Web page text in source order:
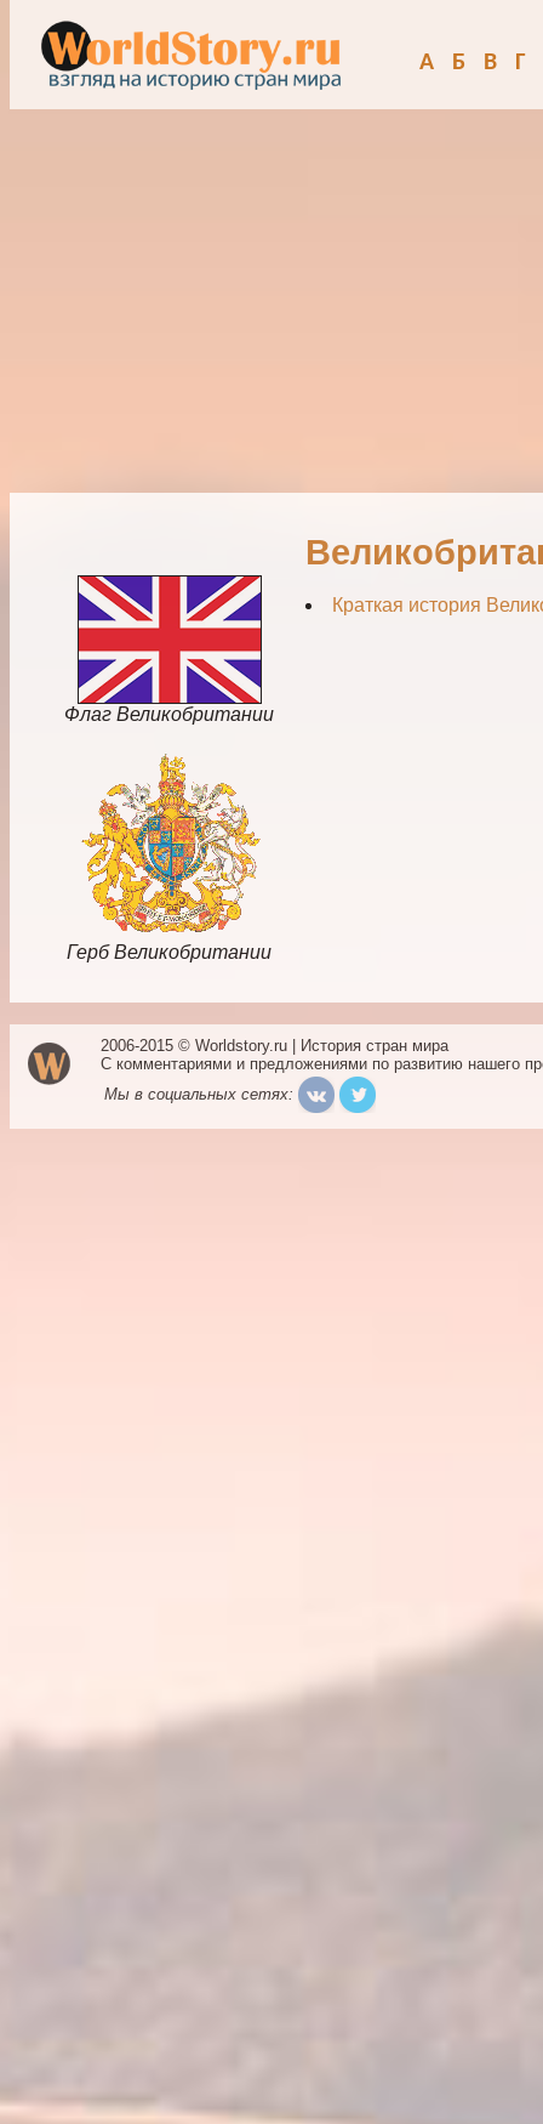
А Б В Г
Флаг Великобритании
Герб Великобритании
Краткая история
2006-2015 © Worldstory.ru | История стран мира
С комментариями и предложениями по развитию нашего
Мы в социальных сетях: